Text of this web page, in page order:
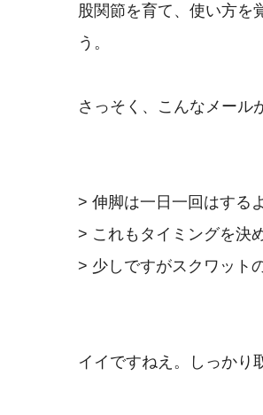
股関節を育て、使い方を
う。
さっそく、こんなメール
> 伸脚は一日一回はする
> これもタイミングを決
> 少しですがスクワット
イイですねえ。しっかり